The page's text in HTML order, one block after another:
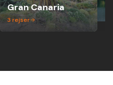
Gran Canaria
3 rejser